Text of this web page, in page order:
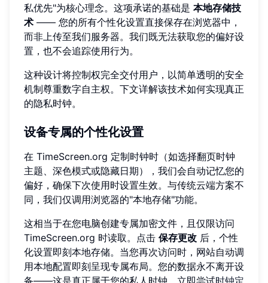
私优先"为核心理念。这项承诺的基础是 本地存储技
术 —— 您的所有个性化设置直接保存在浏览器中，
而非上传至我们服务器。我们既无法获取您的偏好设
置，也不会追踪使用行为。
这种设计将控制权完全交付用户，以简单透明的安全
机制尊重数字自主权。下文详解该技术如何实现真正
的隐私时钟。
设备专属的个性化设置
在 TimeScreen.org 定制时钟时（如选择翻页时钟
主题、深色模式或隐藏日期），我们会自动记忆您的
偏好，确保下次使用时设置生效。与传统云端方案不
同，我们仅调用浏览器的"本地存储"功能。
这相当于在您电脑创建专属加密文件，且仅限访问
TimeScreen.org 时读取。点击 保存更改 后，个性
化设置即刻本地存储。当您再次访问时，网站自动调
用本地配置即刻呈现专属布局。您的数据永不离开设
备——这是真正属于您的私人时钟。立即尝试时钟定